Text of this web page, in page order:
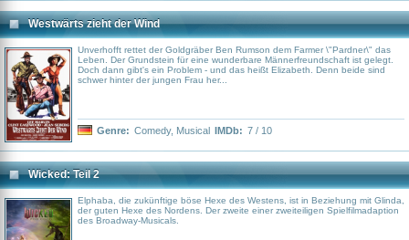
Westwärts zieht der Wind
Unverhofft rettet der Goldgräber Ben Rumson dem Farmer \"Pardner\" das
Leben. Der Grundstein für eine wunderbare Männerfreundschaft ist gelegt.
Doch dann gibt's ein Problem - und das heißt Elizabeth. Denn beide sind
schwer hinter der jungen Frau her...
Genre: Comedy, Musical IMDb: 7 / 10
Wicked: Teil 2
Elphaba, die zukünftige böse Hexe des Westens, ist in Beziehung mit Glinda,
der guten Hexe des Nordens. Der zweite einer zweiteiligen Spielfilmadaption
des Broadway-Musicals.